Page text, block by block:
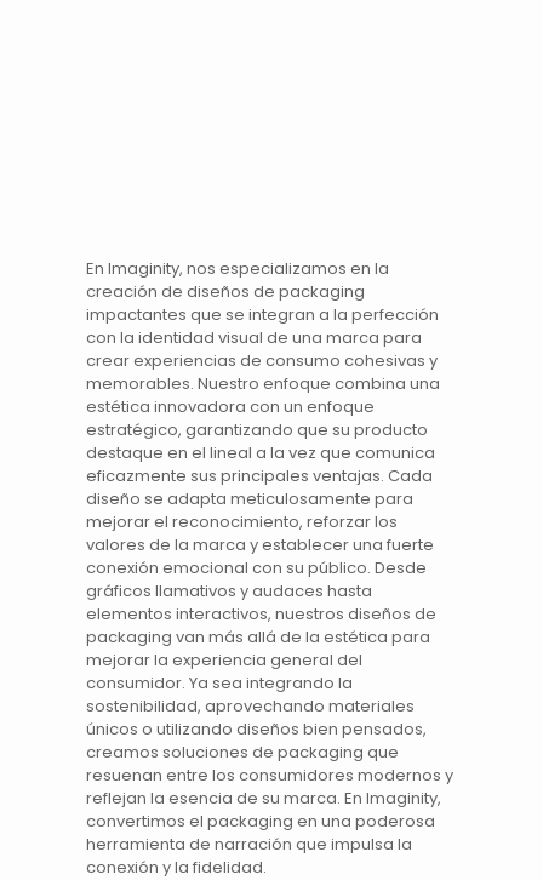
EnImaginity, nos especializamos en la
creación dediseños de packaging
impactantes que se integran a la perfección
con laidentidad visual de una marca para
crear experiencias de consumo cohesivas y
memorables. Nuestro enfoque combina una
estética innovadora con un enfoque
estratégico, garantizando que su producto
destaque en el lineal a la vez que comunica
eficazmente sus principales ventajas. Cada
diseño se adapta meticulosamente para
mejorar el reconocimiento, reforzar los
valores de lamarca y establecer una fuerte
conexión emocional con su público. Desde
gráficos llamativos y audaces hasta
elementos interactivos, nuestrosdiseños de
packaging van más allá de la estética para
mejorar laexperiencia general del
consumidor. Ya sea integrando la
sostenibilidad, aprovechando materiales
únicos o utilizando diseños bien pensados,
creamos soluciones depackaging que
resuenan entre los consumidores modernos y
reflejan la esencia de sumarca. EnImaginity,
convertimos elpackaging en una poderosa
herramienta denarración que impulsa la
conexión y la fidelidad.